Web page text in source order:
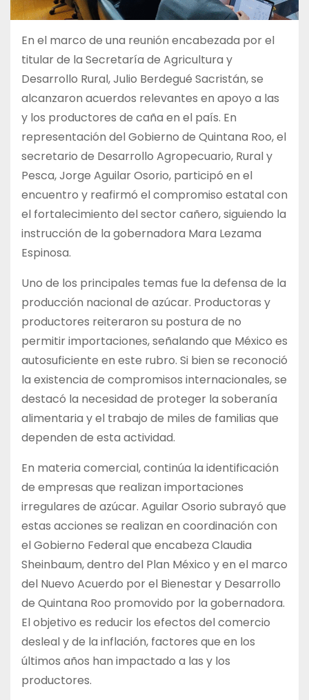
En el marco de una reunión encabezada por el
titular de la Secretaría de Agricultura y
Desarrollo Rural, Julio Berdegué Sacristán, se
alcanzaron acuerdos relevantes en apoyo a las
y los productores de caña en el país. En
representación del Gobierno de Quintana Roo, el
secretario de Desarrollo Agropecuario, Rural y
Pesca, Jorge Aguilar Osorio, participó en el
encuentro y reafirmó el compromiso estatal con
el fortalecimiento del sector cañero, siguiendo la
instrucción de la gobernadora Mara Lezama
Espinosa.
Uno de los principales temas fue la defensa de la
producción nacional de azúcar. Productoras y
productores reiteraron su postura de no
permitir importaciones, señalando que México es
autosuficiente en este rubro. Si bien se reconoció
la existencia de compromisos internacionales, se
destacó la necesidad de proteger la soberanía
alimentaria y el trabajo de miles de familias que
dependen de esta actividad.
En materia comercial, continúa la identificación
de empresas que realizan importaciones
irregulares de azúcar. Aguilar Osorio subrayó que
estas acciones se realizan en coordinación con
el Gobierno Federal que encabeza Claudia
Sheinbaum, dentro del Plan México y en el marco
del Nuevo Acuerdo por el Bienestar y Desarrollo
de Quintana Roo promovido por la gobernadora.
El objetivo es reducir los efectos del comercio
desleal y de la inflación, factores que en los
últimos años han impactado a las y los
productores.